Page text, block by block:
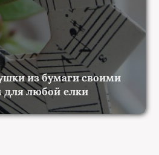
из бумаги своими
для любой елки